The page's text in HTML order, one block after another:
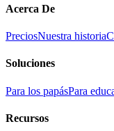
Acerca De
PreciosNuestra historia
Soluciones
Para los papásPara
Recursos